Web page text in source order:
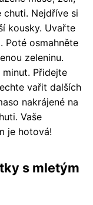
chuti. Nejdříve si
kousky. Uvařte
Poté osmahněte
zeleninu.
Přidejte
vařit dalších
nakrájené na
Vaše
je hotová!
s mletým